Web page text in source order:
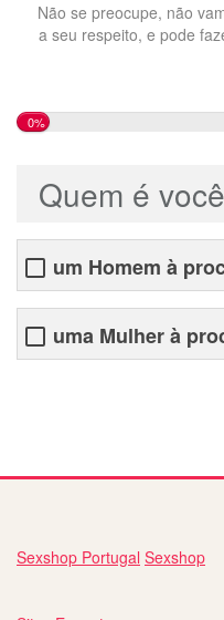
Não se preocupe, não
a seu respeito, e pode
0%
Quem é
um Homem à
uma Mulher à
Sexshop Portugal Sexshop